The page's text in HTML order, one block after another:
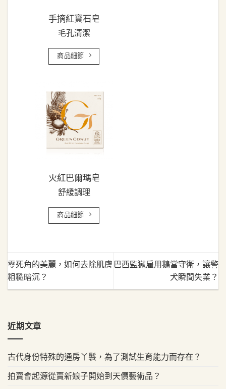
手摘紅寶石皂
毛孔清潔
商品細節
火紅巴爾瑪皂
舒緩調理
商品細節
零死角的美麗，如何去除肌膚
粗糙暗沉？
巴西監獄雇用鵝當守衛，讓警
犬瞬間失業？
近期文章
古代身份特殊的通房丫鬟，為了測試生育能力而存在？
拍賣會起源從賣新娘子開始到天價藝術品？